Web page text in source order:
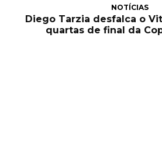
NOTÍCIAS
Diego Tarzia desfalca o
quartas de final da